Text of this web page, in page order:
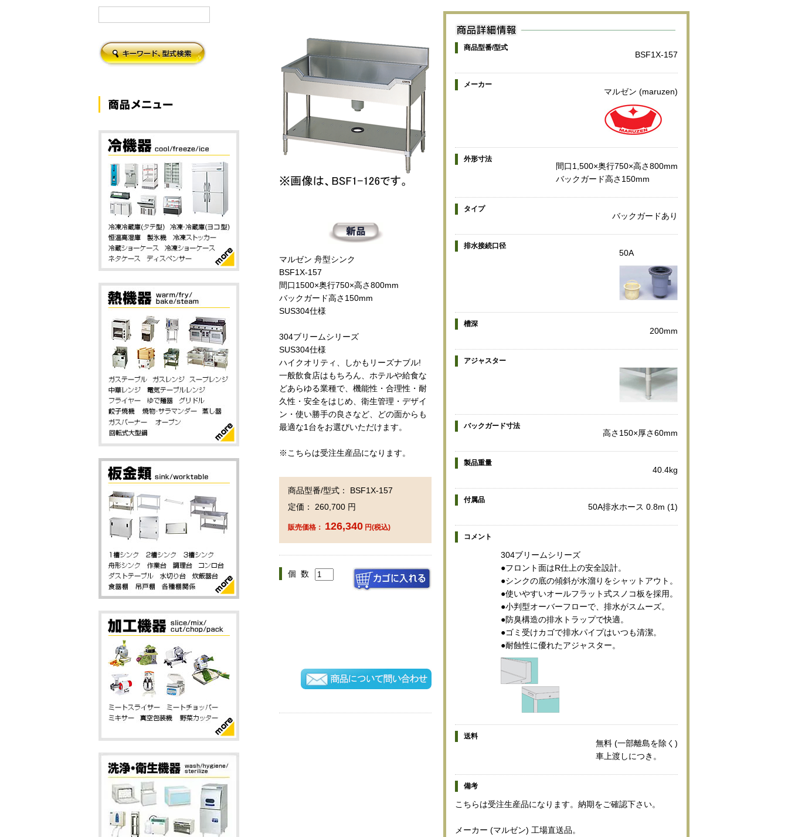
マルゼン 舟型シンク
BSF1X-157
間口1500×奥行750×高さ800mm
バックガード高さ150mm
SUS304仕様
304ブリームシリーズ
SUS304仕様
ハイクオリティ、しかもリーズナブル!
一般飲食店はもちろん、ホテルや給食な
どあらゆる業種で、機能性・合理性・耐
久性・安全をはじめ、衛生管理・デザイ
ン・使い勝手の良さなど、どの面からも
最適な1台をお選びいただけます。
※こちらは受注生産品になります。
商品型番/型式： BSF1X-157
定価： 260,700 円
販売価格： 126,340 円(税込)
個 数
商品型番/型式
BSF1X-157
メーカー
マルゼン (maruzen)
外形寸法
間口1,500×奥行750×高さ800mm
バックガード高さ150mm
タイプ
バックガードあり
排水接続口径
50A
槽深
200mm
アジャスター
バックガード寸法
高さ150×厚さ60mm
製品重量
40.4kg
付属品
50A排水ホース 0.8m (1)
コメント
304ブリームシリーズ
●フロント面はR仕上の安全設計。
●シンクの底の傾斜が水溜りをシャットアウト。
●使いやすいオールフラット式スノコ板を採用。
●小判型オーバーフローで、排水がスムーズ。
●防臭構造の排水トラップで快適。
●ゴミ受けカゴで排水パイプはいつも清潔。
●耐蝕性に優れたアジャスター。
送料
無料 (一部離島を除く)
車上渡しにつき。
備考
こちらは受注生産品になります。納期をご確認下さい。
メーカー (マルゼン) 工場直送品。